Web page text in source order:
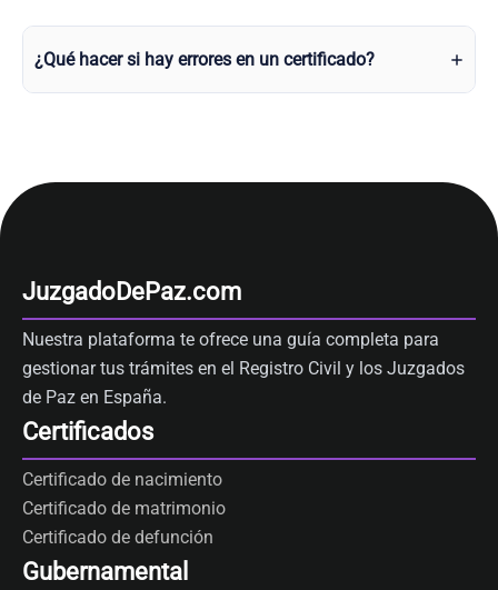
¿Qué hacer si hay errores en un certificado?
JuzgadoDePaz.com
Nuestra plataforma te ofrece una guía completa para
gestionar tus trámites en el Registro Civil y los Juzgados
de Paz en España.
Certificados
Certificado de nacimiento
Certificado de matrimonio
Certificado de defunción
Gubernamental